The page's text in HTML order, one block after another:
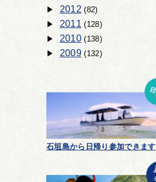
2012(82)
2011(128)
2010(138)
2009(132)
石垣島から日帰り参加できます